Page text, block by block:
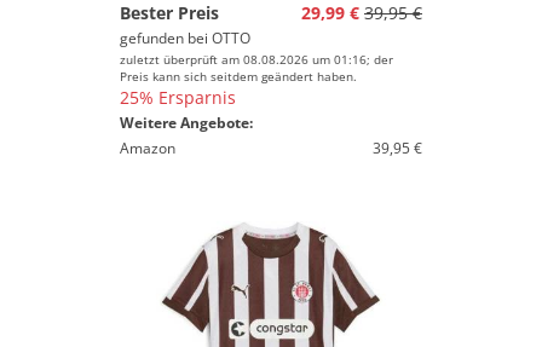
Bester Preis
29,99 € 39,95 €
gefunden bei OTTO
zuletzt überprüft am 08.08.2026 um 01:16; der
Preis kann sich seitdem geändert haben.
25% Ersparnis
Weitere Angebote:
Amazon
39,95 €